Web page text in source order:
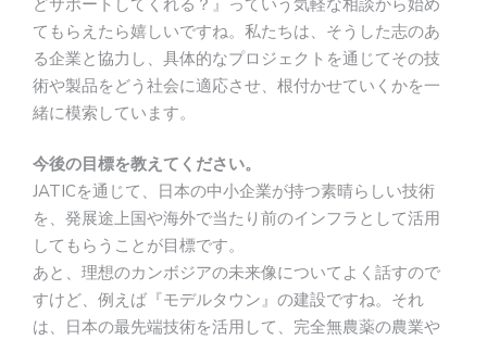
てもらえたら嬉しいですね。私たちは、そうした志のあ
る企業と協力し、具体的なプロジェクトを通じてその技
術や製品をどう社会に適応させ、根付かせていくかを一
緒に模索しています。
今後の目標を教えてください。
JATICを通じて、日本の中小企業が持つ素晴らしい技術
を、発展途上国や海外で当たり前のインフラとして活用
してもらうことが目標です。
あと、理想のカンボジアの未来像についてよく話すので
すけど、例えば『モデルタウン』の建設ですね。それ
は、日本の最先端技術を活用して、完全無農薬の農業や